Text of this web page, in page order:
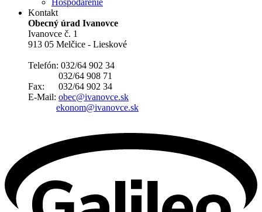
Hospodárenie
Kontakt
Obecný úrad Ivanovce
Ivanovce č. 1
913 05 Melčice - Lieskové
Telefón: 032/64 902 34
032/64 908 71
Fax: 032/64 902 34
E-Mail: obec@ivanovce.sk
ekonom@ivanovce.sk